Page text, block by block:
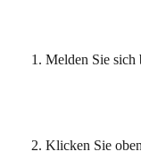
Melden Sie sich
Klicken Sie